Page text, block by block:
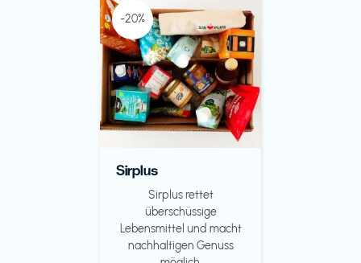
-20%
Sirplus
Sirplus rettet
überschüssige
Lebensmittel und macht
nachhaltigen Genuss